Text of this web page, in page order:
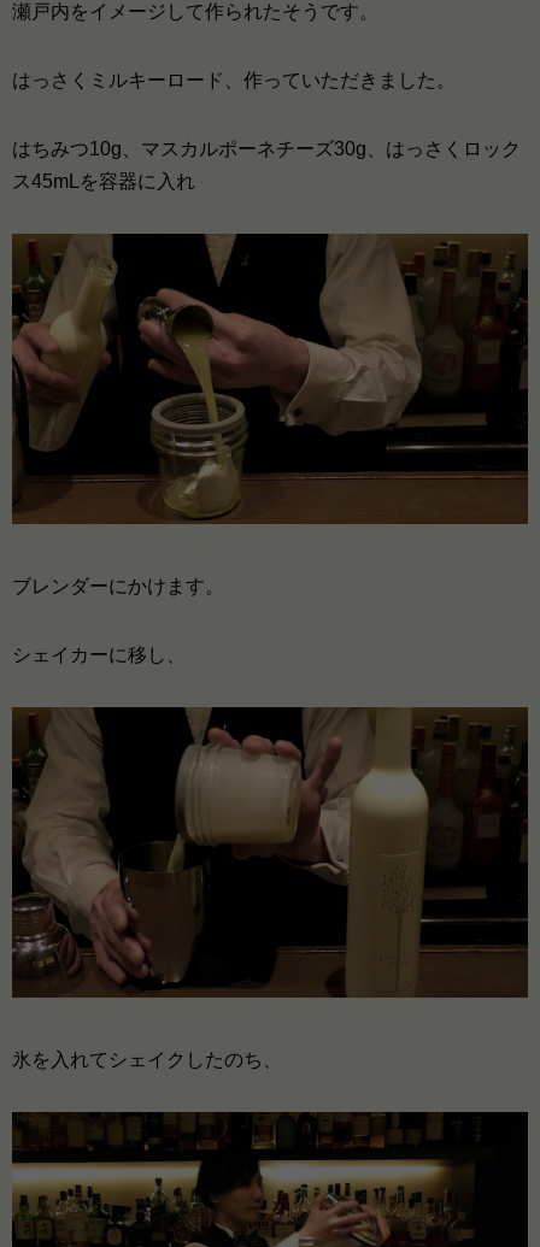
瀬戸内をイメージして作られたそうです。
はっさくミルキーロード、作っていただきました。
はちみつ10g、マスカルポーネチーズ30g、はっさくロック
ス45mLを容器に入れ
ブレンダーにかけます。
シェイカーに移し、
氷を入れてシェイクしたのち、